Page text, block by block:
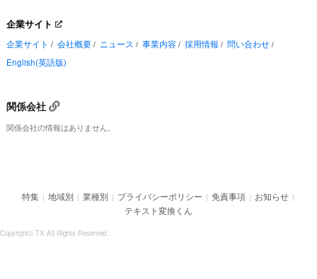
企業サイト
企業サイト / 会社概要 / ニュース / 事業内容 / 採用情報 / 問い合わせ /
English(英語版)
関係会社
関係会社の情報はありません。
特集 | 地域別 | 業種別 | プライバシーポリシー | 免責事項 | お知らせ |
テキスト変換くん
Copyright© TX All Rights Reserved.